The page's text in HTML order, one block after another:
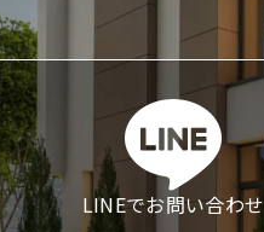
LINEでお問い合わせ